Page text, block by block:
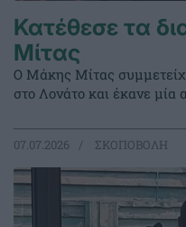
Κατέθεσε τα
Μίτας
Ο Μάκης Μίτας
στο Λονάτο και έκανε μία
07.07.2026 ΣΚΟΠΟΒΟΛΗ